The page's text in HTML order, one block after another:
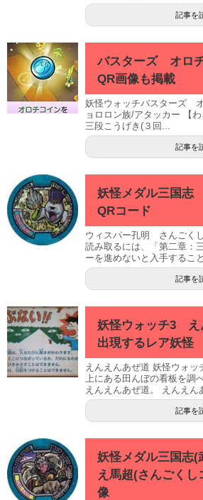
記事を
バスターズ オロ
QR画像も掲載
妖怪ウォッチバスターズ
ョロロン族/アタッカー 【
三段こうげき(３回...
記事を
妖怪メダル三国志
QRコード
ウィスパー孔明 さんごく
読み取るには、「第二章：
ーを進めないと入手するこ
記事を
妖怪ウォッチ3 え
出現するレア妖怪
えんえんあぜ道 妖怪ウォ
上にある田んぼの看板を調
えんえんあぜ道。 えんえん
記事を
妖怪メダル三国志
え馬超(さんごく
像